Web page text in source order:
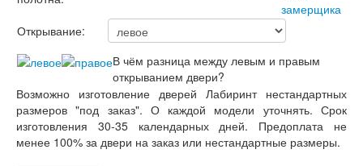
Открывание:
В чём разница между левым и правым
открыванием двери?
Возможно изготовление дверей Лабиринт нестандартных
размеров "под заказ". О каждой модели уточнять. Срок
изготовления 30-35 календарных дней. Предоплата не
менее 100% за двери на заказ или нестандартные размеры.